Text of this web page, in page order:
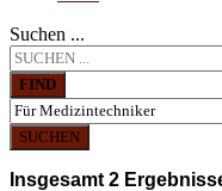
Suchen ...
FIND
SUCHEN
Insgesamt 2